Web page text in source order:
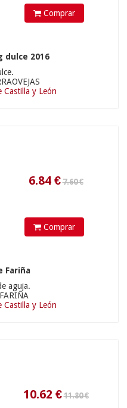
Comprar
dulce 2016
Castilla y León
Comprar
Fariña
aguja.
Castilla y León
11.90 €